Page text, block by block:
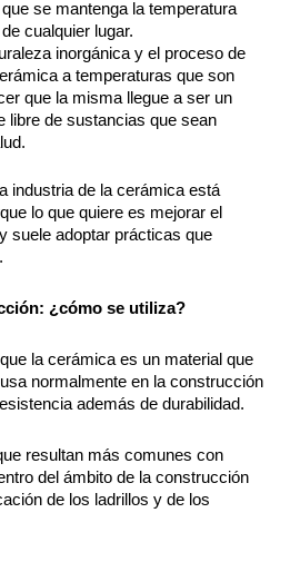
se mantenga la temperatura
cualquier lugar.
inorgánica y el proceso de
a temperaturas que son
que la misma llegue a ser un
libre de sustancias que sean
industria de la cerámica está
lo que quiere es mejorar el
suele adoptar prácticas que
¿cómo se utiliza?
la cerámica es un material que
normalmente en la construcción
además de durabilidad.
resultan más comunes con
del ámbito de la construcción
de los ladrillos y de los